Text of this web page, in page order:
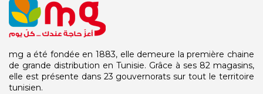
mg a été fondée en 1883, elle demeure la première chaine
de grande distribution en Tunisie. Grâce à ses 82 magasins,
elle est présente dans 23 gouvernorats sur tout le territoire
tunisien.